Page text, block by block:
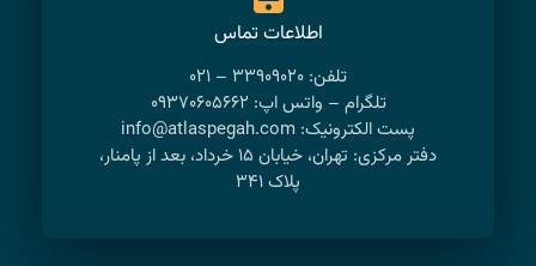
اطلاعات تماس
تلفن: ۳۳۹۰۹۰۲۰ – ۰۲۱
تلگرام – واتس اپ: ۰۹۳۷۰۶۰۵۶۶۲
پست الکترونیک: info@atlaspegah.com
دفتر مرکزی: تهران، خیابان ۱۵ خرداد، بعد از پامنار،
پلاک ۳۴۱